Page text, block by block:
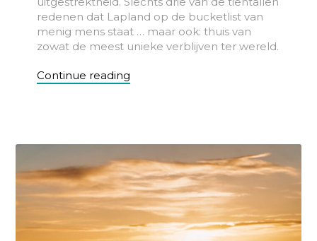
redenen dat Lapland op de bucketlist van
menig mens staat … maar ook: thuis van
zowat de meest unieke verblijven ter wereld.
Continue reading